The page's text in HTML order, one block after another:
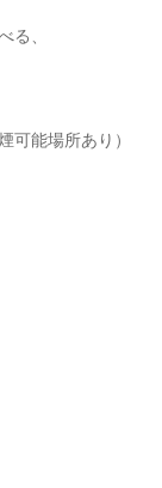
る、
可能場所あり）